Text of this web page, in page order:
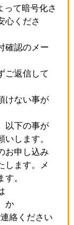
て暗号化さ
心くださ
確認のメー
ご返信して
けない事が
以下の事が
します。
お申し込み
します。メ
。
か
絡ください